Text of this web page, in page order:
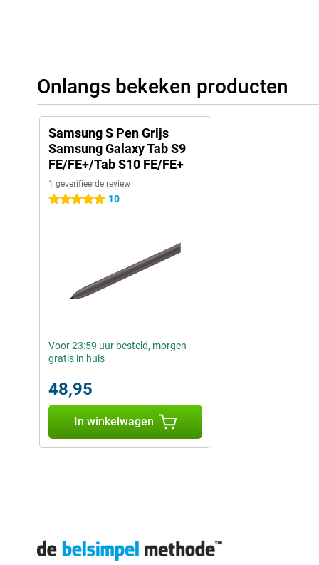
Onlangs bekeken producten
Samsung S Pen Grijs
Samsung Galaxy Tab S9
FE/FE+/Tab S10 FE/FE+
1 geverifieerde review
5 sterren 10
Voor 23:59 uur besteld, morgen
gratis in huis
48,95
In winkelwagen